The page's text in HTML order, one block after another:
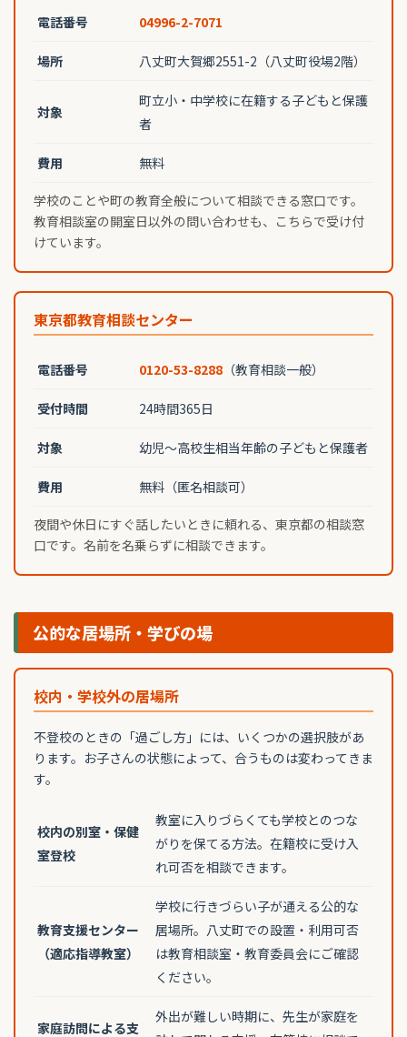
電話番号 04996-2-7071
場所 八丈町大賀郷2551-2（八丈町役場2階）
対象
町立小・中学校に在籍する子どもと保護
者
費用 無料
学校のことや町の教育全般について相談できる窓口です。
教育相談室の開室日以外の問い合わせも、こちらで受け付
けています。
東京都教育相談センター
電話番号 0120-53-8288 （教育相談一般）
受付時間 24時間365日
対象 幼児〜高校生相当年齢の子どもと保護者
費用 無料（匿名相談可）
夜間や休日にすぐ話したいときに頼れる、東京都の相談窓
口です。名前を名乗らずに相談できます。
公的な居場所・学びの場
校内・学校外の居場所
不登校のときの「過ごし方」には、いくつかの選択肢があ
ります。お子さんの状態によって、合うものは変わってきま
す。
校内の別室・保健
室登校
教室に入りづらくても学校とのつな
がりを保てる方法。在籍校に受け入
れ可否を相談できます。
教育支援センター
（適応指導教室）
学校に行きづらい子が通える公的な
居場所。八丈町での設置・利用可否
は教育相談室・教育委員会にご確認
ください。
家庭訪問による支
外出が難しい時期に、先生が家庭を